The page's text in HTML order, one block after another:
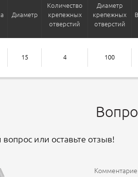
Диаметр
Количество
крепежных
отверстий
Диаметр
крепежных
отверстий
15 4 100
или оставьте отзыв!